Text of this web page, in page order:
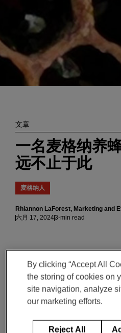
文章
一名麦格纳养
远不止于此
麦格纳人
Rhiannon LaForest, Marketing and
六月 17, 20243-min read
Rhiannon LaForest 在美国密
的后院。后院里有八个忙碌的
有一只名叫 Clover 的黑白搜
的植物，从芳香的薄荷到艳丽
蜜蜂的热爱体现在她生活的每
案的橡胶靴到树上写着：“请
By clicking “Accept All
the storing of cookies on
site navigation, analyze
our marketing efforts.
Reject All